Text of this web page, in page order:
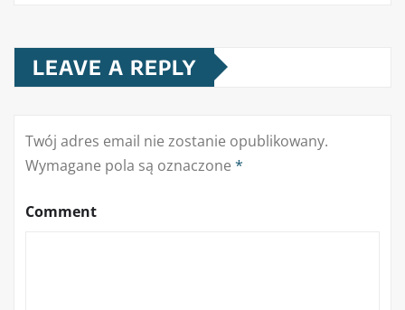
LEAVE A REPLY
Twój adres email nie zostanie opublikowany.
Wymagane pola są oznaczone *
Comment